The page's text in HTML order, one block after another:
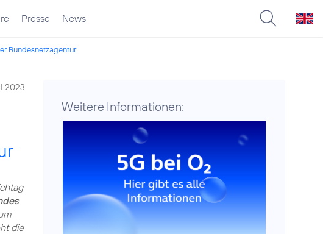
Presse News
Bundesnetzagentur
die
Weitere Informationen: